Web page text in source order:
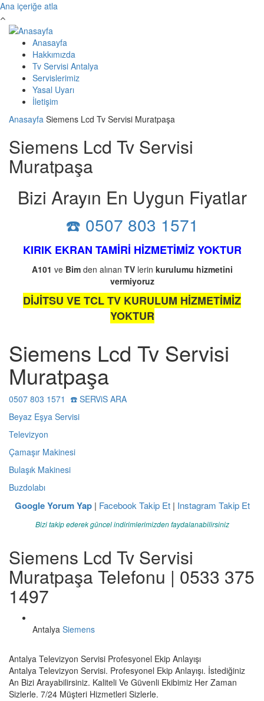
Ana içeriğe atla
Anasayfa
Hakkımızda
Tv Servisi Antalya
Servislerimiz
Yasal Uyarı
İletişim
Anasayfa Siemens Lcd Tv Servisi Muratpaşa
Siemens Lcd Tv Servisi
Muratpaşa
Bizi Arayın En Uygun Fiyatlar
☎️ 0507 803 1571
KIRIK EKRAN TAMİRİ HİZMETİMİZ YOKTUR
A101 ve Bimden alınan TVlerin kurulumu hizmetini
vermiyoruz
DİJİTSU VE TCL TV KURULUM HİZMETİMİZ
YOKTUR
Siemens Lcd Tv Servisi
Muratpaşa
0507 803 1571 ☎️ SERViS ARA
Beyaz Eşya Servisi
Televizyon
Çamaşır Makinesi
Bulaşık Makinesi
Buzdolabı
Google Yorum Yap| Facebook Takip Et| Instagram Takip Et
Bizi takip ederek güncel indirimlerimizden faydalanabilirsiniz
Siemens Lcd Tv Servisi
Muratpaşa Telefonu | 0533 375
1497
Antalya Siemens
Antalya Televizyon Servisi Profesyonel Ekip Anlayışı
Antalya Televizyon Servisi. Profesyonel Ekip Anlayışı. İstediğiniz
An Bizi Arayabilirsiniz. Kaliteli Ve Güvenli Ekibimiz Her Zaman
Sizlerle. 7/24 Müşteri Hizmetleri Sizlerle.